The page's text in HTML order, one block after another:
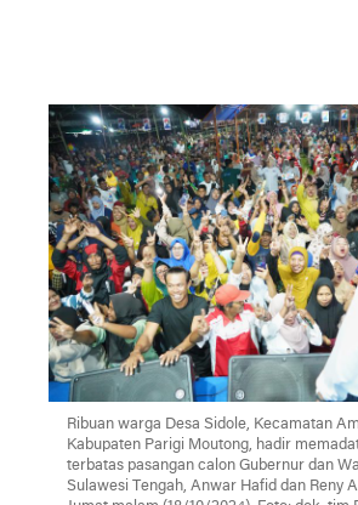
Ribuan warga Desa Sidole, Kecamatan
Kabupaten Parigi Moutong, hadir
terbatas pasangan calon Gubernur dan
Sulawesi Tengah, Anwar Hafid dan Reny